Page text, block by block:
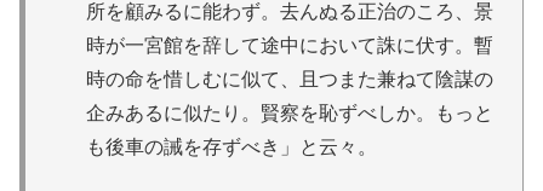
所を顧みるに能わず。去んぬる正治のころ、景
時が一宮館を辞して途中において誅に伏す。暫
時の命を惜しむに似て、且つまた兼ねて陰謀の
企みあるに似たり。賢察を恥ずべしか。もっと
も後車の誡を存ずべき」と云々。